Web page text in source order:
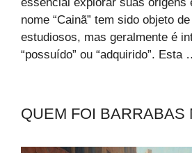
nome “Cainã” tem sido objeto
estudiosos, mas geralmente é
“possuído” ou “adquirido”. Esta
QUEM FOI BARRABAS